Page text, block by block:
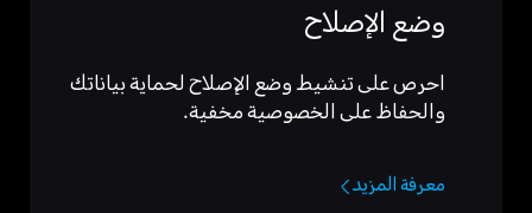
وضع الإصلاح
احرص على تنشيط وضع الإصلاح لحماية بياناتك
والحفاظ على الخصوصية مخفية.
معرفة المزيد